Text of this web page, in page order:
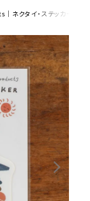
クタイ・ステッカー「富